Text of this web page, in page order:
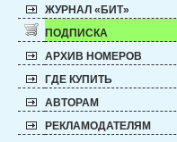
ЖУРНАЛ «БИТ»
ПОДПИСКА
АРХИВ НОМЕРОВ
ГДЕ КУПИТЬ
АВТОРАМ
РЕКЛАМОДАТЕЛЯМ